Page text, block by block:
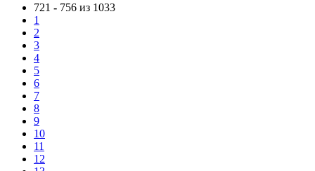
721 - 756 из 1033
1
2
3
4
5
6
7
8
9
10
11
12